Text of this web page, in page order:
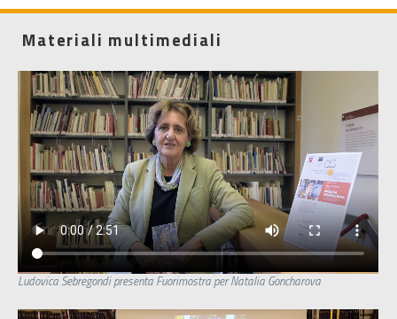
Materiali multimediali
Ludovica Sebregondi presenta Fuorimostra per Natalia Goncharova